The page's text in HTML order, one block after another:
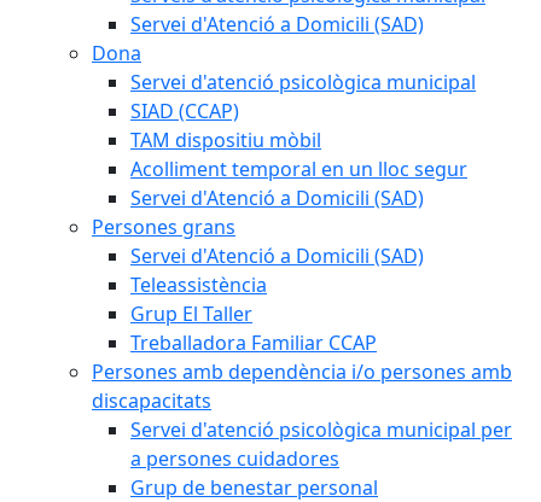
Servei d'Atenció a Domicili (SAD)
Dona
Servei d'atenció psicològica municipal
SIAD (CCAP)
TAM dispositiu mòbil
Acolliment temporal en un lloc segur
Servei d'Atenció a Domicili (SAD)
Persones grans
Servei d'Atenció a Domicili (SAD)
Teleassistència
Grup El Taller
Treballadora Familiar CCAP
Persones amb dependència i/o persones amb
discapacitats
Servei d'atenció psicològica municipal per
a persones cuidadores
Grup de benestar personal